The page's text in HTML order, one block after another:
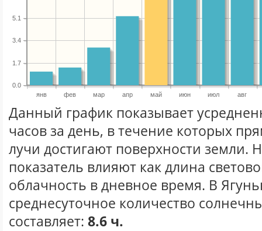
янв фев мар апр май июн июл авг
0.0
1.7
3.4
5.1
Данный график показывает
часов за день, в течение которых
лучи достигают поверхности земли.
показатель влияют как длина
облачность в дневное время. В
среднесуточное количество
составляет: 8.6 ч.